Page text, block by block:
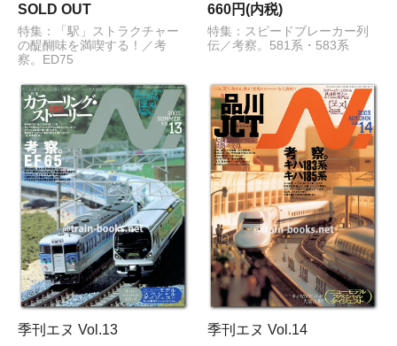
SOLD OUT
特集：「駅」ストラクチャー
の醍醐味を満喫する！／考
察。ED75
660円(内税)
特集：スピードブレーカー列
伝／考察。581系・583系
季刊エヌ Vol.13
季刊エヌ Vol.14